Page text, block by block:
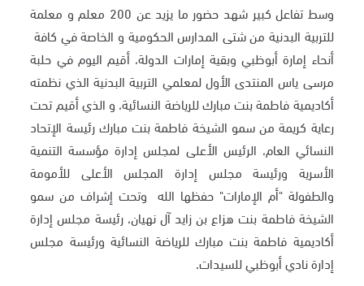
وسط تفاعل كبير شهد حضور ما يزيد عن 200 معلم و معلمة
للتربية البدنية من شتى المدارس الحكومية و الخاصة في كافة
أنحاء إمارة أبوظبي وبقية إمارات الدولة، أقيم اليوم في حلبة
مرسى ياس المنتدى الأول لمعلمي التربية البدنية الذي نظمته
أكاديمية فاطمة بنت مبارك للرياضة النسائية، و الذي أقيم تحت
رعاية كريمة من سمو الشيخة فاطمة بنت مبارك رئيسة الإتحاد
النسائي العام، الرئيس الأعلى لمجلس إدارة مؤسسة التنمية
الأسرية ورئيسة مجلس إدارة المجلس الأعلى للأمومة
والطفولة "أم الإمارات" حفظها الله وتحت إشراف من سمو
الشيخة فاطمة بنت هزاع بن زايد آل نهيان، رئيسة مجلس إدارة
أكاديمية فاطمة بنت مبارك للرياضة النسائية ورئيسة مجلس
إدارة نادي أبوظبي للسيدات.